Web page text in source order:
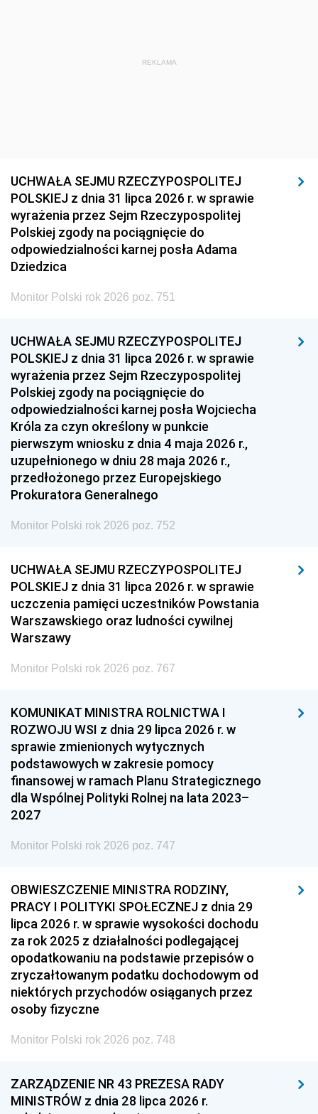
REKLAMA
UCHWAŁA SEJMU RZECZYPOSPOLITEJ
POLSKIEJ z dnia 31 lipca 2026 r. w sprawie
wyrażenia przez Sejm Rzeczypospolitej
Polskiej zgody na pociągnięcie do
odpowiedzialności karnej posła Adama
Dziedzica
Monitor Polski rok 2026 poz. 751
UCHWAŁA SEJMU RZECZYPOSPOLITEJ
POLSKIEJ z dnia 31 lipca 2026 r. w sprawie
wyrażenia przez Sejm Rzeczypospolitej
Polskiej zgody na pociągnięcie do
odpowiedzialności karnej posła Wojciecha
Króla za czyn określony w punkcie
pierwszym wniosku z dnia 4 maja 2026 r.,
uzupełnionego w dniu 28 maja 2026 r.,
przedłożonego przez Europejskiego
Prokuratora Generalnego
Monitor Polski rok 2026 poz. 752
UCHWAŁA SEJMU RZECZYPOSPOLITEJ
POLSKIEJ z dnia 31 lipca 2026 r. w sprawie
uczczenia pamięci uczestników Powstania
Warszawskiego oraz ludności cywilnej
Warszawy
Monitor Polski rok 2026 poz. 767
KOMUNIKAT MINISTRA ROLNICTWA I
ROZWOJU WSI z dnia 29 lipca 2026 r. w
sprawie zmienionych wytycznych
podstawowych w zakresie pomocy
finansowej w ramach Planu Strategicznego
dla Wspólnej Polityki Rolnej na lata 2023–
2027
Monitor Polski rok 2026 poz. 747
OBWIESZCZENIE MINISTRA RODZINY,
PRACY I POLITYKI SPOŁECZNEJ z dnia 29
lipca 2026 r. w sprawie wysokości dochodu
za rok 2025 z działalności podlegającej
opodatkowaniu na podstawie przepisów o
zryczałtowanym podatku dochodowym od
niektórych przychodów osiąganych przez
osoby fizyczne
Monitor Polski rok 2026 poz. 748
ZARZĄDZENIE NR 43 PREZESA RADY
MINISTRÓW z dnia 28 lipca 2026 r.